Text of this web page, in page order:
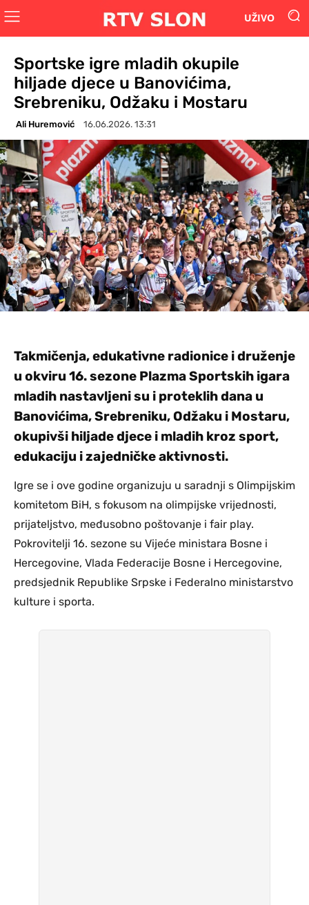
UŽIVO
Sportske igre mladih okupile
hiljade djece u Banovićima,
Srebreniku, Odžaku i Mostaru
Ali Huremović 16.06.2026. 13:31
Takmičenja, edukativne radionice i druženje
u okviru 16. sezone Plazma Sportskih igara
mladih nastavljeni su i proteklih dana u
Banovićima, Srebreniku, Odžaku i Mostaru,
okupivši hiljade djece i mladih kroz sport,
edukaciju i zajedničke aktivnosti.
Igre se i ove godine organizuju u saradnji s Olimpijskim
komitetom BiH, s fokusom na olimpijske vrijednosti,
prijateljstvo, međusobno poštovanje i fair play.
Pokrovitelji 16. sezone su Vijeće ministara Bosne i
Hercegovine, Vlada Federacije Bosne i Hercegovine,
predsjednik Republike Srpske i Federalno ministarstvo
kulture i sporta.